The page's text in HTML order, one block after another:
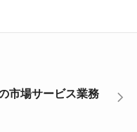
市場サービス業務